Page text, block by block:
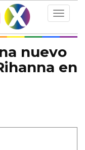
Toggle
nuevo
en